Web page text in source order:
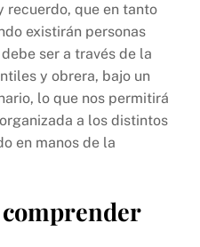
recuerdo, que en tanto
existirán personas
ser a través de la
y obrera, bajo un
lo que nos permitirá
a los distintos
en manos de la